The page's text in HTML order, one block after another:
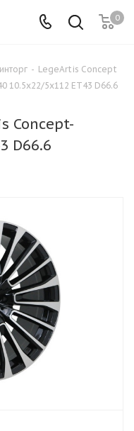
0
- LegeArtis Concept
10.5x22/5x112 ET43 D66.6
Concept-
D66.6